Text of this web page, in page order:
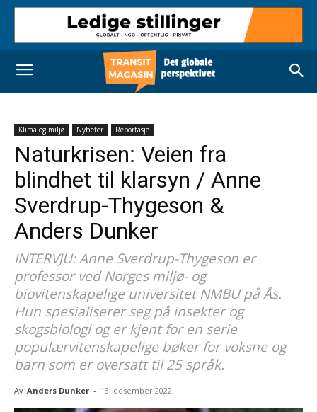
Klima og miljø Nyheter Reportasje
Naturkrisen: Veien fra
blindhet til klarsyn / Anne
Sverdrup-Thygeson &
Anders Dunker
INTERVJU: Anne Sverdrup-Thygeson er
professor ved Norges miljø- og
biovitenskapelige universitet NMBU på Ås.
Hun spesialiserer seg på insekter og
skogsbiologi og er kjent for en serie
populærvitenskapelige bøker for voksne og
barn som er oversatt til 25 språk.
Av Anders Dunker - 13. desember 2022